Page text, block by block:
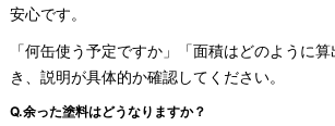
安心です。
「何缶使う予定ですか」「面積はどのように
き、説明が具体的か確認してください。
Q.余った塗料はどうなりますか？